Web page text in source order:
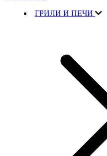
ГРИЛИ И ПЕЧИ